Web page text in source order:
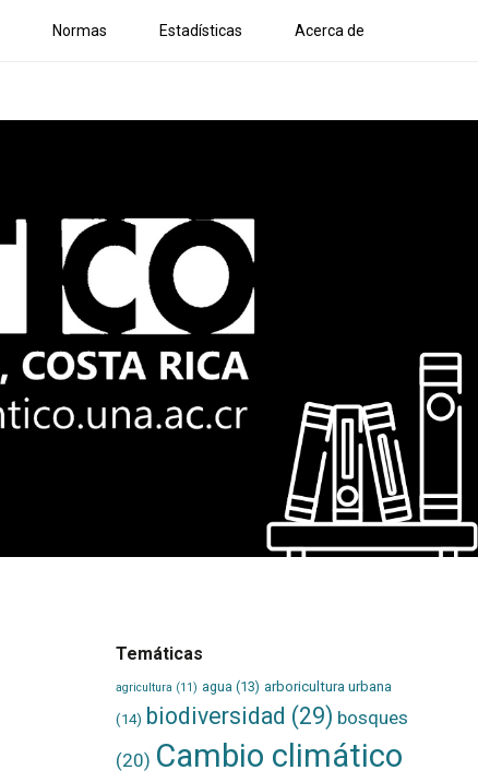
Normas Estadísticas Acerca de
Temáticas
agricultura (11) agua (13) arboricultura urbana
(14) biodiversidad (29) bosques
(20) Cambio climático